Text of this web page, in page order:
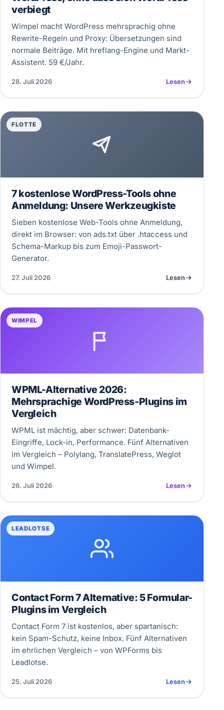
verbiegt
Wimpel macht WordPress mehrsprachig ohne
Rewrite-Regeln und Proxy: Übersetzungen sind
normale Beiträge. Mit hreflang-Engine und Markt-
Assistent. 59 €/Jahr.
28. Juli 2026 Lesen
FLOTTE
7 kostenlose WordPress-Tools ohne
Anmeldung: Unsere Werkzeugkiste
Sieben kostenlose Web-Tools ohne Anmeldung,
direkt im Browser: von ads.txt über .htaccess und
Schema-Markup bis zum Emoji-Passwort-
Generator.
27. Juli 2026 Lesen
WIMPEL
WPML-Alternative 2026:
Mehrsprachige WordPress-Plugins im
Vergleich
WPML ist mächtig, aber schwer: Datenbank-
Eingriffe, Lock-in, Performance. Fünf Alternativen
im Vergleich – Polylang, TranslatePress, Weglot
und Wimpel.
26. Juli 2026 Lesen
LEADLOTSE
Contact Form 7 Alternative: 5 Formular-
Plugins im Vergleich
Contact Form 7 ist kostenlos, aber spartanisch:
kein Spam-Schutz, keine Inbox. Fünf Alternativen
im ehrlichen Vergleich – von WPForms bis
Leadlotse.
25. Juli 2026 Lesen